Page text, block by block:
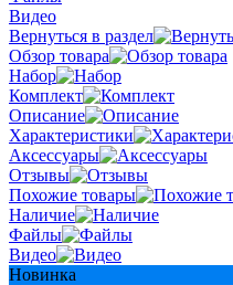
Видео
Вернуться в раздел
Обзор товара
Набор
Комплект
Описание
Характеристики
Аксессуары
Отзывы
Похожие товары
Наличие
Файлы
Видео
Новинка